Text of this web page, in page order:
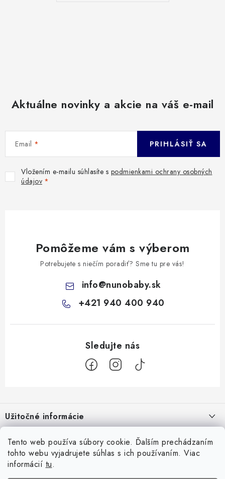
Tento web používa súbory cookie. Ďalším prechádzaním
tohto webu vyjadrujete súhlas s ich používaním. Viac
informácií tu.
Aktuálne novinky a akcie na váš e-mail
Email
Vložením e-mailu súhlasíte s podmienkami ochrany osobných
údajov
PRIHLÁSIŤ SA
Pomôžeme vám s výberom
Potrebujete s niečím poradiť? Sme tu pre vás!
info@nunobaby.sk
+421 940 400 940
pUžitočné informácie
O nás
Všetko o nákupe
10 Neuveriteľných tipov na zvládnutie refluxu u novorodencov, ktoré
Facebook